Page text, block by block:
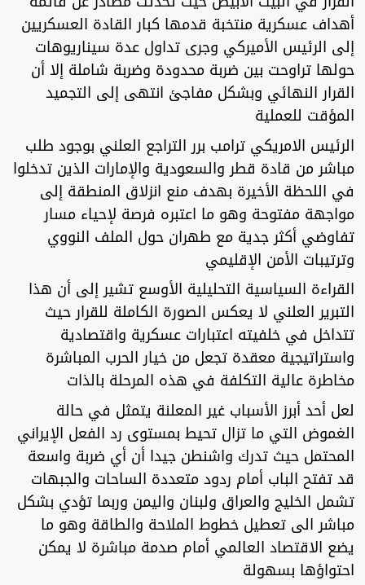
أهداف عسكرية منتخبة قدمها كبار القادة العسكريين
إلى الرئيس الأميركي وجرى تداول عدة سيناريوهات
حولها تراوحت بين ضربة محدودة وضربة شاملة إلا أن
القرار النهائي وبشكل مفاجئ انتهى إلى التجميد
المؤقت للعملية
الرئيس الامريكي ترامب برر التراجع العلني بوجود طلب
مباشر من قادة قطر والسعودية والإمارات الذين تدخلوا
في اللحظة الأخيرة بهدف منع انزلاق المنطقة إلى
مواجهة مفتوحة وهو ما اعتبره فرصة لإحياء مسار
تفاوضي أكثر جدية مع طهران حول الملف النووي
وترتيبات الأمن الإقليمي
القراءة السياسية التحليلية الأوسع تشير إلى أن هذا
التبرير العلني لا يعكس الصورة الكاملة للقرار حيث
تتداخل في خلفيته اعتبارات عسكرية واقتصادية
واستراتيجية معقدة تجعل من خيار الحرب المباشرة
مخاطرة عالية التكلفة في هذه المرحلة بالذات
لعل أحد أبرز الأسباب غير المعلنة يتمثل في حالة
الغموض التي ما تزال تحيط بمستوى رد الفعل الإيراني
المحتمل حيث تدرك واشنطن جيدا أن أي ضربة واسعة
قد تفتح الباب أمام ردود متعددة الساحات والجبهات
تشمل الخليج والعراق ولبنان واليمن وربما تؤدي بشكل
مباشر الى تعطيل خطوط الملاحة والطاقة وهو ما
يضع الاقتصاد العالمي أمام صدمة مباشرة لا يمكن
احتواؤها بسهولة